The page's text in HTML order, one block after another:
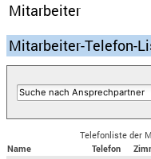
Mitarbeiter
Mitarbeiter-Telefon-
Telefonliste der
Name
Telefon